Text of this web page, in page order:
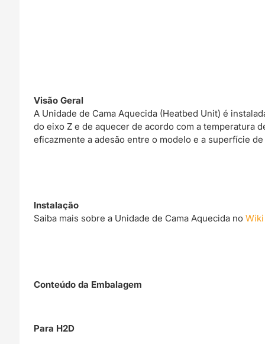
Visão Geral
A Unidade de Cama Aquecida (Heatbed Unit) é
do eixo Z e de aquecer de acordo com a temperatura
eficazmente a adesão entre o modelo e a superfície
Instalação
Saiba mais sobre a Unidade de Cama Aquecida noWiki
Conteúdo da Embalagem
Para H2D